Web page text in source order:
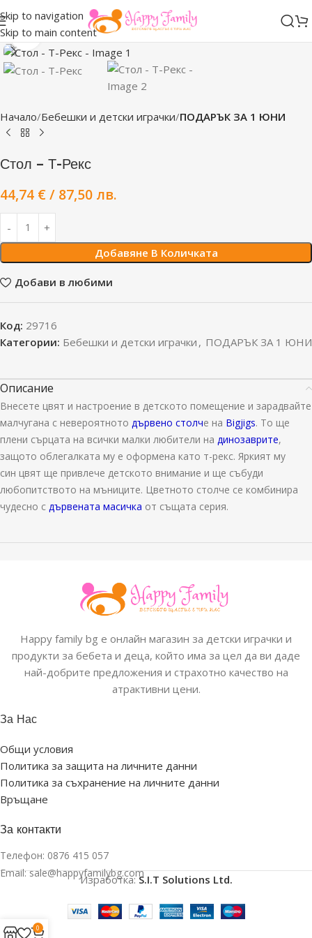
Skip to navigation
Skip to main content
Click to enlarge
Начало Бебешки и детски играчки ПОДАРЪК ЗА 1 ЮНИ
Стол – Т-Рекс
44,74 €/ 87,50 лв.
Добавяне В Количката
Добави в любими
Код: 29716
Категории: Бебешки и детски играчки , ПОДАРЪК ЗА 1 ЮНИ
Описание
Внесете цвят и настроение в детското помещение и зарадвайте
малчугана с невероятното дървено столче на Bigjigs. То ще
плени сърцата на всички малки любители на динозаврите,
защото облегалката му е оформена като т-рекс. Яркият му
син цвят ще привлече детското внимание и ще събуди
любопитството на мъниците. Цветното столче се комбинира
чудесно с дървената масичка от същата серия.
Happy family bg е онлайн магазин за детски играчки и
продукти за бебета и деца, който има за цел да ви даде
най-добрите предложения и страхотно качество на
атрактивни цени.
За Нас
Общи условия
Политика за защита на личните данни
Политика за съхранение на личните данни
Връщане
За контакти
Телефон: 0876 415 057
Email:sale@happyfamilybg.com
Изработка:S.I.T Solutions Ltd.
0